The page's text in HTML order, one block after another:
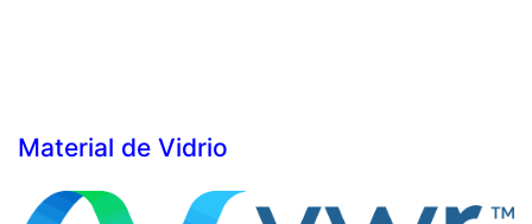
Material de Vidrio